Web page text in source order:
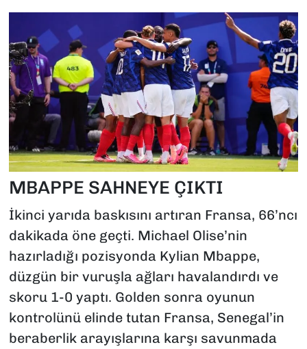
MBAPPE SAHNEYE ÇIKTI
İkinci yarıda baskısını artıran Fransa, 66’ncı
dakikada öne geçti. Michael Olise’nin
hazırladığı pozisyonda Kylian Mbappe,
düzgün bir vuruşla ağları havalandırdı ve
skoru 1-0 yaptı. Golden sonra oyunun
kontrolünü elinde tutan Fransa, Senegal’in
beraberlik arayışlarına karşı savunmada